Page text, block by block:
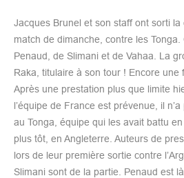
Jacques Brunel et son staff ont sorti la
match de dimanche, contre les
Penaud, de Slimani et de Vahaa. La
Raka, titulaire à son tour ! Encore une
Après une prestation plus que limite
l’équipe de France est prévenue, il
au Tonga, équipe qui les avait battu
plus tôt, en Angleterre. Auteurs de
lors de leur première sortie contre
Slimani sont de la partie. Penaud est